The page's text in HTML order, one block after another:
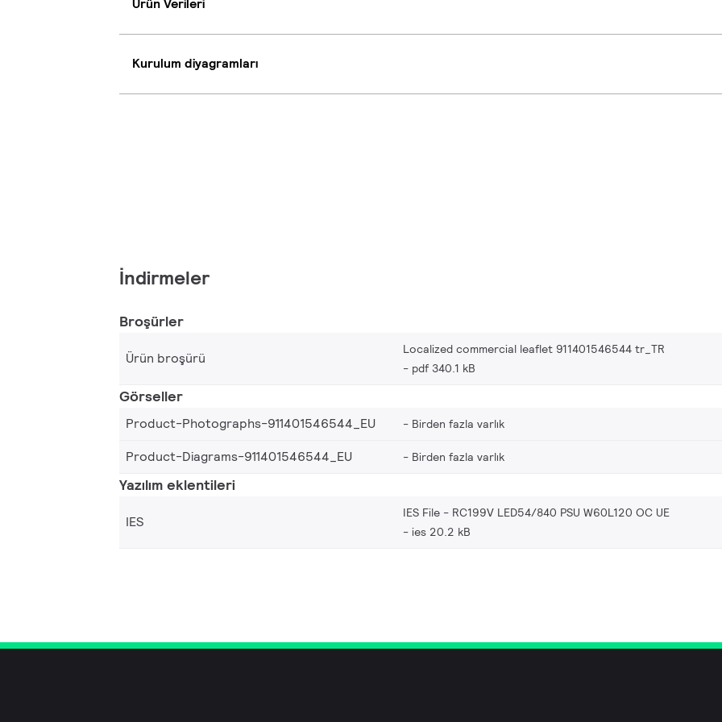
Ürün Verileri
Kurulum diyagramları
İndirmeler
Broşürler
Ürün broşürü
Localized commercial leaflet 911401546544 tr_TR
pdf 340.1 kB
Görseller
Product-Photographs-911401546544_EU Birden fazla varlık
Product-Diagrams-911401546544_EU
Birden fazla varlık
Yazılım eklentileri
IES
IES File - RC199V LED54/840 PSU W60L120 OC UE
ies 20.2 kB